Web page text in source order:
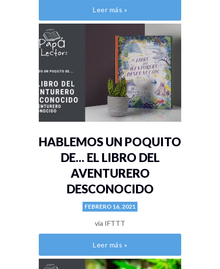
Leer más »
HABLEMOS UN POQUITO
DE... EL LIBRO DEL
AVENTURERO
DESCONOCIDO
FEBRERO 16, 2021
via IFTTT
Leer más »